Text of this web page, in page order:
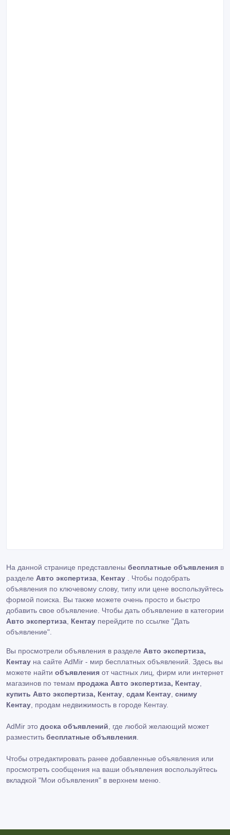
На данной странице представлены бесплатные объявления в
разделе Авто экспертиза Кентау . Чтобы подобрать
объявления по ключевому слову, типу или цене воспользуйтесь
формой поиска. Вы также можете очень просто и быстро
добавить свое объявление. Чтобы дать объявление в категории
Авто экспертиза Кентау перейдите по ссылке "Дать
объявление"
Вы просмотрели объявления в разделе Авто экспертиза,
Кентау на сайте AdMir - мир бесплатных объявлений. Здесь вы
можете найти объявления от частных лиц, фирм или интернет
магазинов по темам продажа Авто экспертиза, Кентау
купить Авто экспертиза, Кентау сдам Кентау сниму
Кентау , продам недвижимость в городе Кентау.
AdMir это доска объявлений , где любой желающий может
разместить бесплатные объявления
Чтобы отредактировать ранее добавленные объявления или
просмотреть сообщения на ваши объявления воспользуйтесь
вкладкой "Мои объявления" в верхнем меню.